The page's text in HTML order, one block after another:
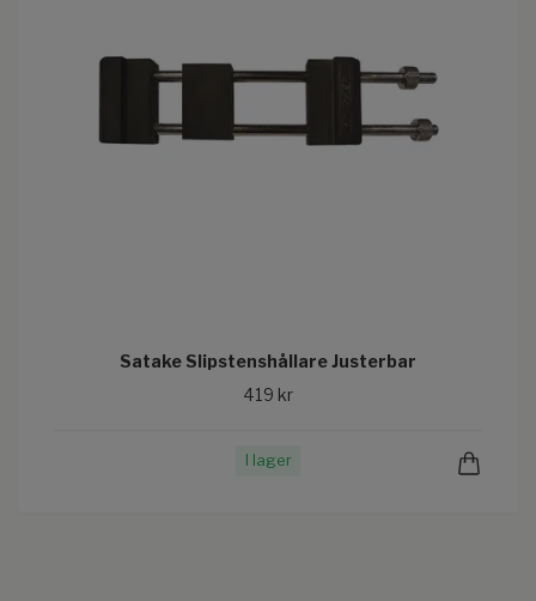
Satake Slipstenshållare Justerbar
419 kr
I lager